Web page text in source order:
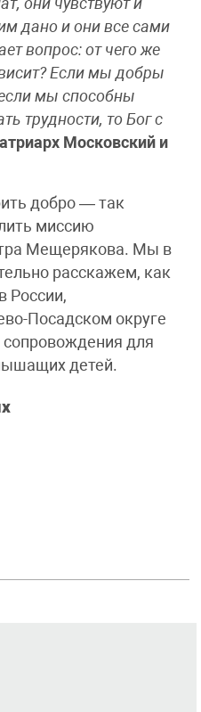
они чувствуют и
дано и они все сами
вопрос: от чего же
Если мы добры
мы способны
трудности, то Бог с
Московский и
добро — так
миссию
Мещерякова. Мы в
расскажем, как
России,
Посадском округе
сопровождения для
детей.